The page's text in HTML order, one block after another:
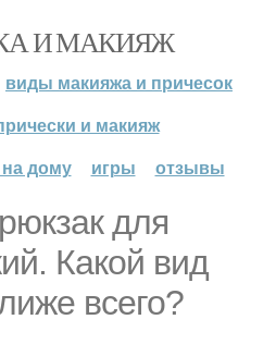
И МАКИЯЖ
виды макияжа и причесок
и макияж
дому
игры отзывы
для
Какой вид
всего?